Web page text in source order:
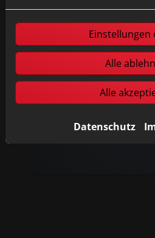
verlängert deren
Außerdem sorgt es für
kuschelweiche
Haar und schöne Haut
nachweislich Ekzemen
Wasser ist sanft zu allen
wodurch Sie Zeit beim
und weniger
Einstellungen
Alle
Alle
Datenschutz